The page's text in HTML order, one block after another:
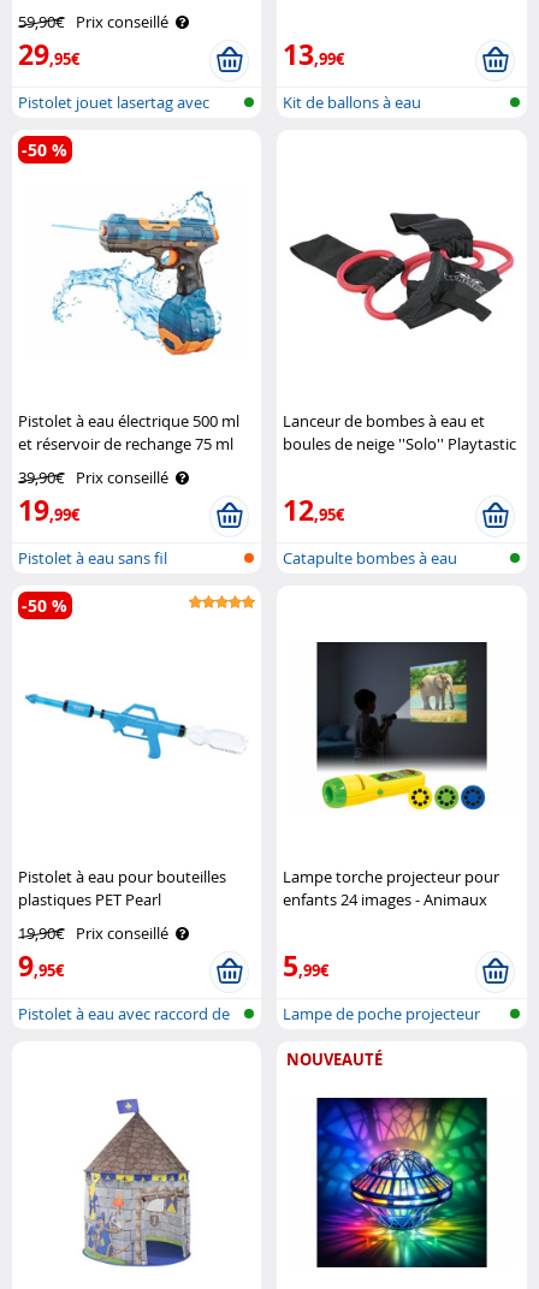
59,90€ Prix conseillé
29,95€
Pistolet jouet lasertag avec
gilet ..
13,99€
Kit de ballons à eau
Pistolet à eau électrique 500 ml
et réservoir de rechange 75 ml
39,90€ Prix conseillé
19,99€
-50 %
Pistolet à eau sans fil
Lanceur de bombes à eau et
boules de neige ''Solo'' Playtastic
12,95€
Catapulte bombes à eau
Pistolet à eau pour bouteilles
plastiques PET Pearl
19,90€ Prix conseillé
9,95€
-50 %
Pistolet à eau avec raccord de
Lampe torche projecteur pour
enfants 24 images - Animaux
5,99€
Lampe de poche projecteur
NOUVEAUTÉ